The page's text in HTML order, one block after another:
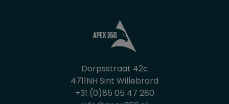
Dorpsstraat 42c
4711NH Sint Willebrord
+31 (0)85 05 47 280